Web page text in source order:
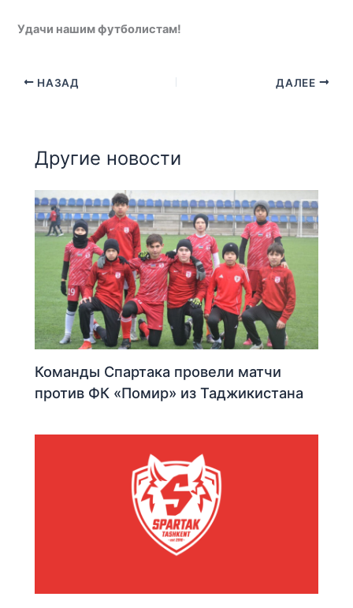
Удачи нашим футболистам!
НАЗАД ДАЛЕЕ
Другие новости
Команды Спартака провели матчи
против ФК «Помир» из Таджикистана